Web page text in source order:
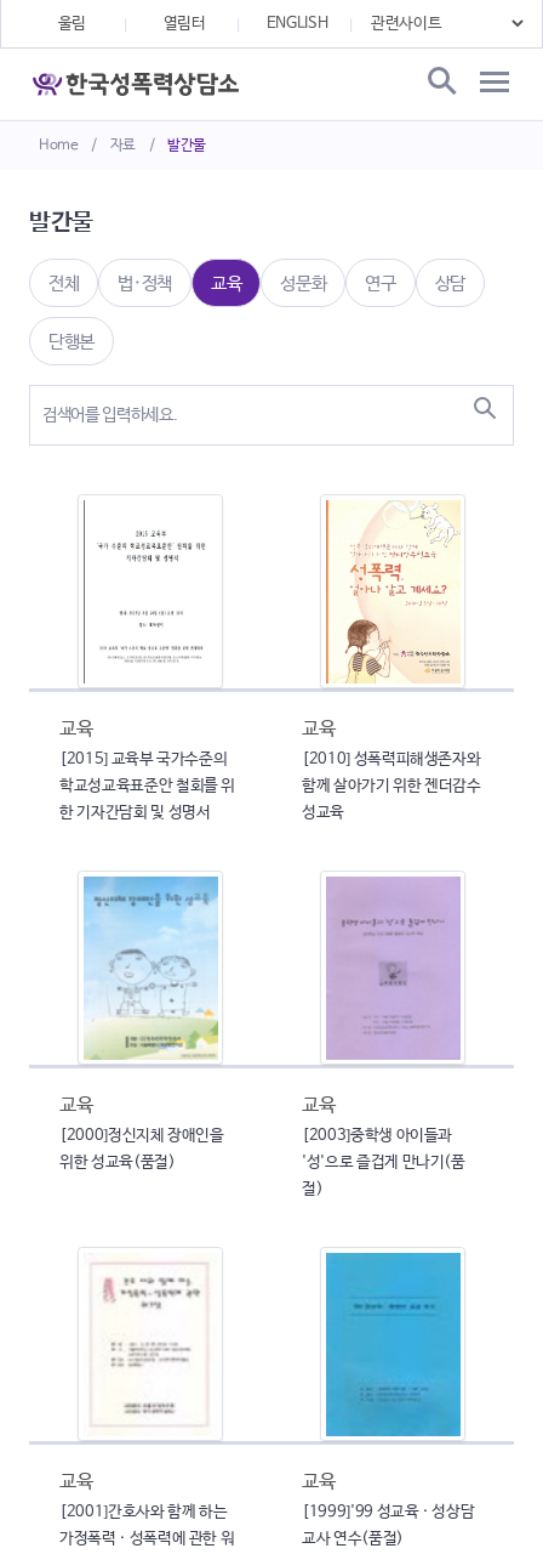
Home / 자료 / 발간물
울림 열림터 ENGLISH
발간물
전체 법·정책 교육 성문화 연구 상담
단행본
교육
[2015] 교육부 국가수준의
학교성교육표준안 철회를 위
한 기자간담회 및 성명서
교육
[2010] 성폭력피해생존자와
함께 살아가기 위한 젠더감수
성교육
교육
[2000]정신지체 장애인을
위한 성교육(품절)
교육
[2003]중학생 아이들과
'성'으로 즐겁게 만나기(품
절)
교육
[2001]간호사와 함께 하는
가정폭력 · 성폭력에 관한 워
교육
[1999]'99 성교육 · 성상담
교사 연수(품절)